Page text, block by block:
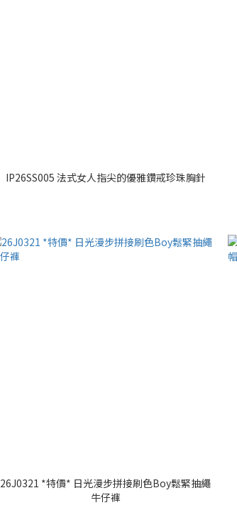
IP26SS005 法式女人指尖的優雅鑽戒珍珠胸針
26J0321 *特價* 日光漫步拼接刷色Boy鬆緊抽繩
牛仔褲